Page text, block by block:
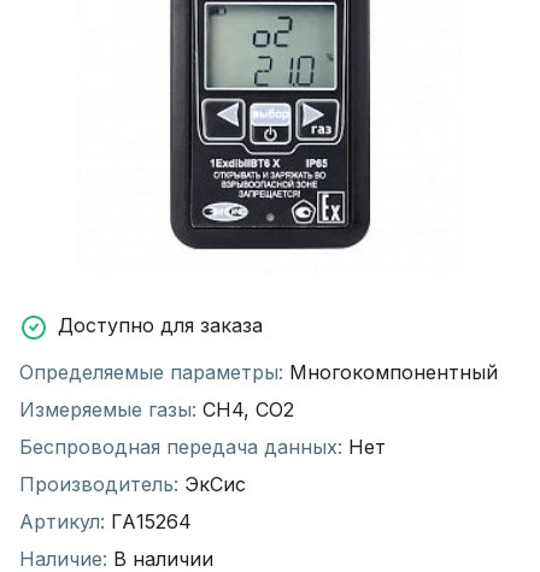
Доступно для заказа
Определяемые параметры: Многокомпонентный
Измеряемые газы: CH4, CO2
Беспроводная передача данных: Нет
Производитель: ЭкСис
Артикул: ГА15264
Наличие: В наличии